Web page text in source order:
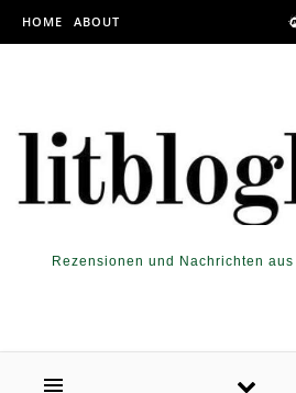
Skip to content
HOME ABOUT
Rezensionen und Nachrichten